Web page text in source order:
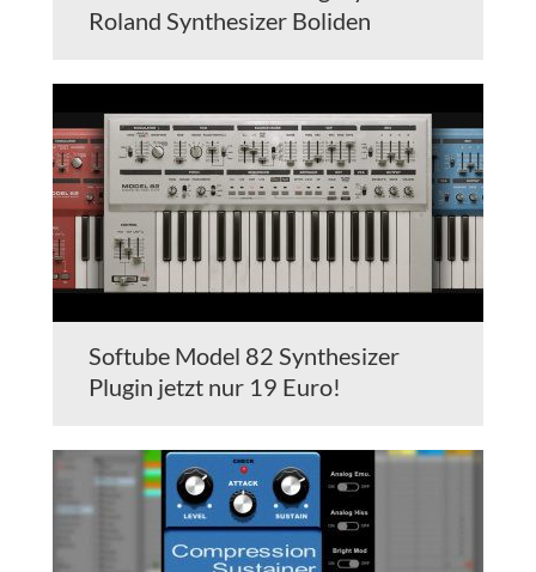
Roland Synthesizer Boliden
Softube Model 82 Synthesizer
Plugin jetzt nur 19 Euro!